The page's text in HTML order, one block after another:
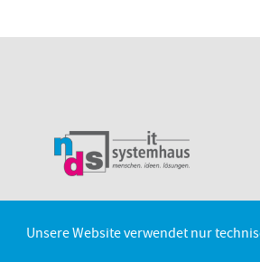
Unsere Website verwendet nur